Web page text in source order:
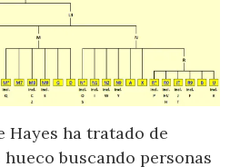
Hayes ha tratado de
buscando personas